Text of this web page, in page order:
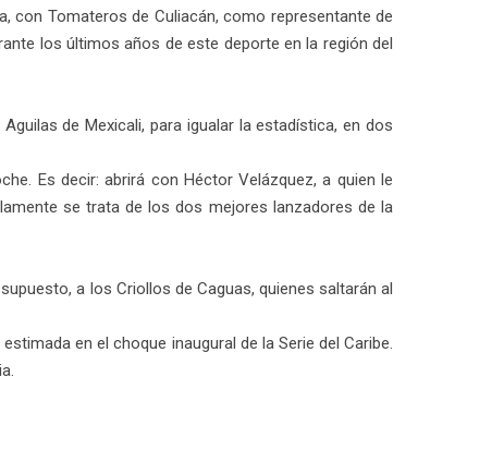
con Tomateros de Culiacán, como representante de
los últimos años de este deporte en la región del
de Mexicali, para igualar la estadística, en dos
Es decir: abrirá con Héctor Velázquez, a quien le
se trata de los dos mejores lanzadores de la
a los Criollos de Caguas, quienes saltarán al
en el choque inaugural de la Serie del Caribe.